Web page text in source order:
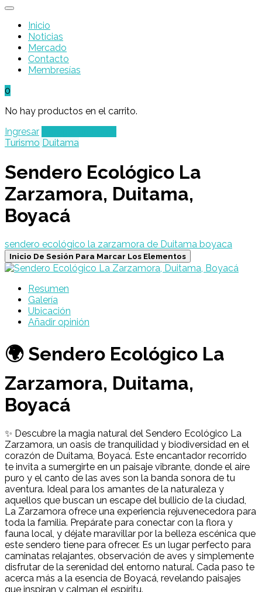
Inicio
Noticias
Mercado
Contacto
Membresías
0
No hay productos en el carrito.
Ingresar
Turismo Duitama
Sendero Ecológico La
Zarzamora, Duitama,
Boyacá
sendero ecológico la zarzamora de Duitama boyaca
Inicio De Sesión Para Marcar Los Elementos
Resumen
Galería
Ubicación
Añadir opinión
🌍 Sendero Ecológico La
Zarzamora, Duitama,
Boyacá
✨ Descubre la magia natural del Sendero Ecológico La
Zarzamora, un oasis de tranquilidad y biodiversidad en el
corazón de Duitama, Boyacá. Este encantador recorrido
te invita a sumergirte en un paisaje vibrante, donde el aire
puro y el canto de las aves son la banda sonora de tu
aventura. Ideal para los amantes de la naturaleza y
aquellos que buscan un escape del bullicio de la ciudad,
La Zarzamora ofrece una experiencia rejuvenecedora para
toda la familia. Prepárate para conectar con la flora y
fauna local, y déjate maravillar por la belleza escénica que
este sendero tiene para ofrecer. Es un lugar perfecto para
caminatas relajantes, observación de aves y simplemente
disfrutar de la serenidad del entorno natural. Cada paso te
acerca más a la esencia de Boyacá, revelando paisajes
que inspiran y calman el espíritu.